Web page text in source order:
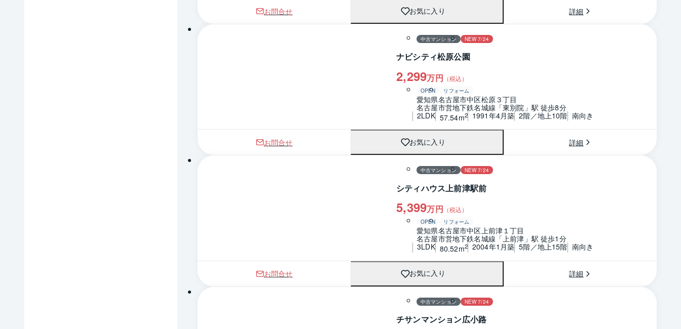
お問合せ お気に入り 詳細
中古マンション NEW 7/24
ナビシティ松原公園
2,299万円 （税込）
OPEN リフォーム
愛知県名古屋市中区松原３丁目
名古屋市営地下鉄名城線「東別院」駅 徒歩8分
2LDK 57.54m2 1991年4月築 2階／地上10階 南向き
お問合せ お気に入り 詳細
中古マンション NEW 7/24
シティハウス上前津駅前
5,399万円 （税込）
OPEN リフォーム
愛知県名古屋市中区上前津１丁目
名古屋市営地下鉄名城線「上前津」駅 徒歩1分
3LDK 80.52m2 2004年1月築 5階／地上15階 南向き
お問合せ お気に入り 詳細
中古マンション NEW 7/24
チサンマンション広小路